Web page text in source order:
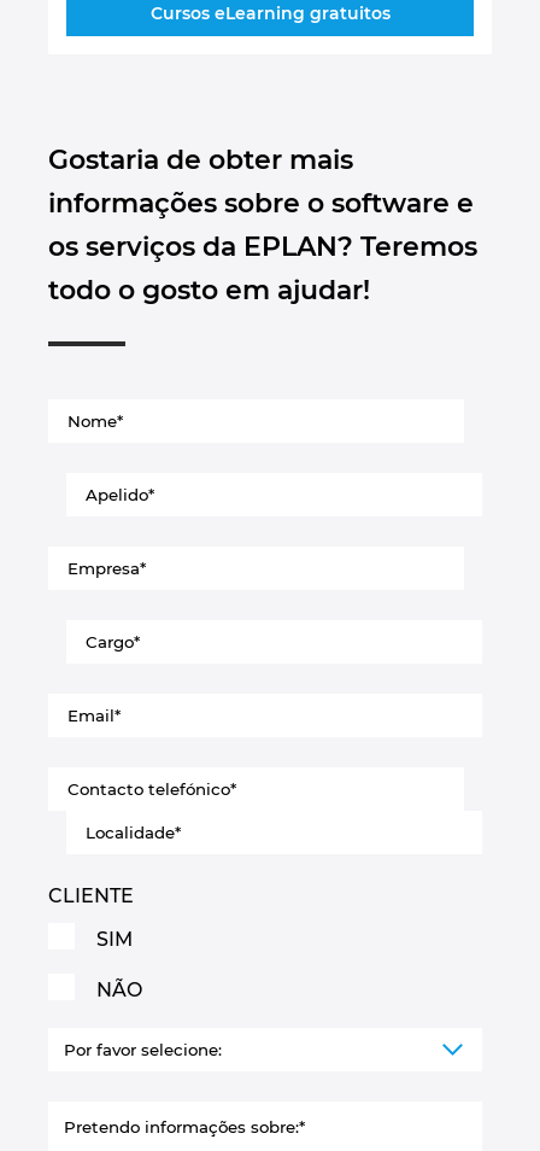
Cursos eLearning gratuitos
Gostaria de obter mais
informações sobre o software e
os serviços da EPLAN? Teremos
todo o gosto em ajudar!
CLIENTE
SIM
NÃO